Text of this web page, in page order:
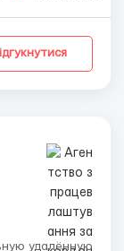
удалённую